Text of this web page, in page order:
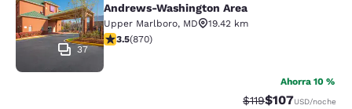
37
Andrews-Washington Area
Upper Marlboro, MD
19.42 km
calificación de 3.47 estrellas. Bueno. 870 reseñas
3.5(870)
Ahorra 10 %
Precio tachado:
$119Precio con
$107USD/noche